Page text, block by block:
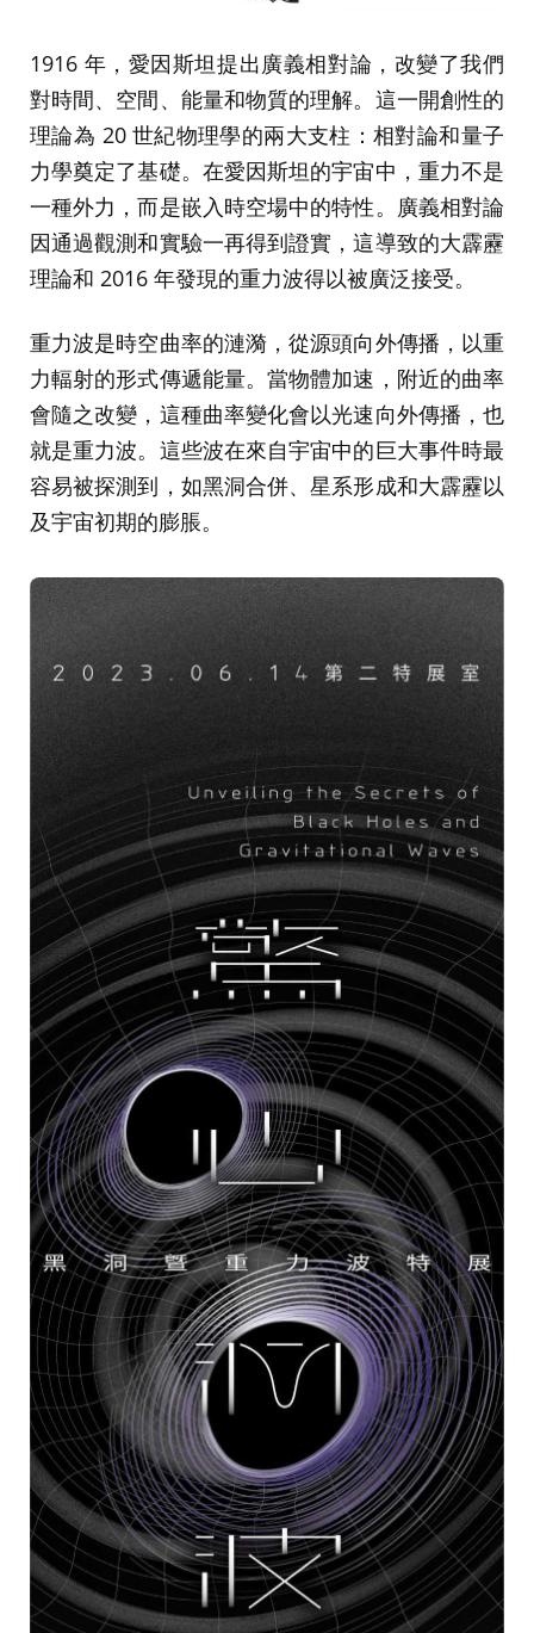
1916 年，愛因斯坦提出廣義相對論，改變了我們
對時間、空間、能量和物質的理解。這一開創性的
理論為 20 世紀物理學的兩大支柱：相對論和量子
力學奠定了基礎。在愛因斯坦的宇宙中，重力不是
一種外力，而是嵌入時空場中的特性。廣義相對論
因通過觀測和實驗一再得到證實，這導致的大霹靂
理論和 2016 年發現的重力波得以被廣泛接受。
重力波是時空曲率的漣漪，從源頭向外傳播，以重
力輻射的形式傳遞能量。當物體加速，附近的曲率
會隨之改變，這種曲率變化會以光速向外傳播，也
就是重力波。這些波在來自宇宙中的巨大事件時最
容易被探測到，如黑洞合併、星系形成和大霹靂以
及宇宙初期的膨脹。